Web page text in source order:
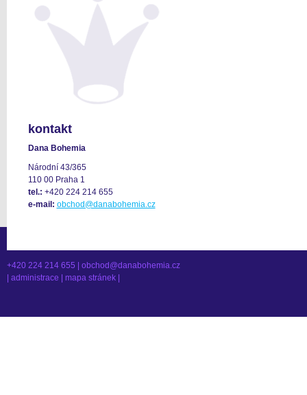
kontakt
Dana Bohemia
Národní 43/365
110 00 Praha 1
tel.: +420 224 214 655
e-mail: obchod@danabohemia.cz
+420 224 214 655 | obchod@danabohemia.cz
administrace mapa stránek|